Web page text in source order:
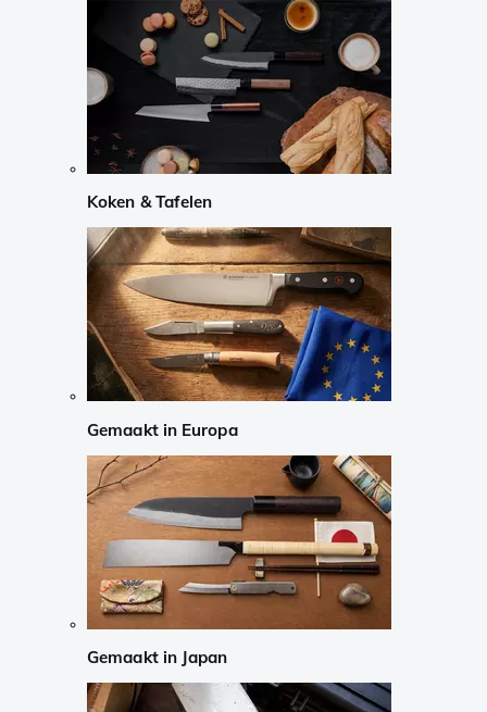
Koken & Tafelen
Gemaakt in Europa
Gemaakt in Japan